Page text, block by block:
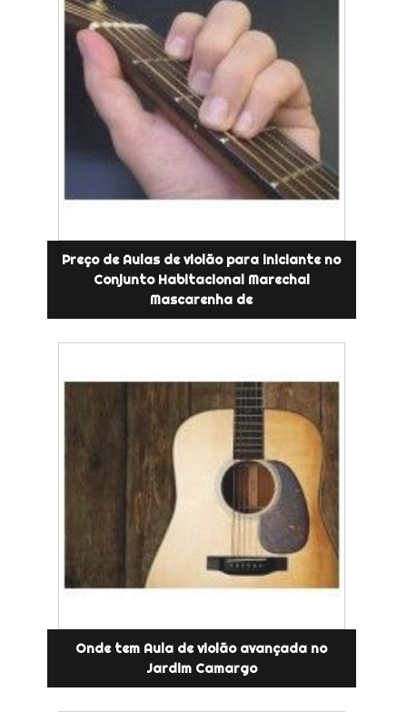
Preço de Aulas de violão para iniciante no
Conjunto Habitacional Marechal
Mascarenha de
Onde tem Aula de violão avançada no
Jardim Camargo